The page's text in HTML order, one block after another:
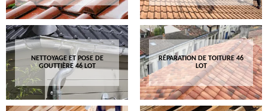
NETTOYAGE ET POSE DE
GOUTTIÈRE 46 LOT
RÉPARATION DE TOITURE 46
LOT